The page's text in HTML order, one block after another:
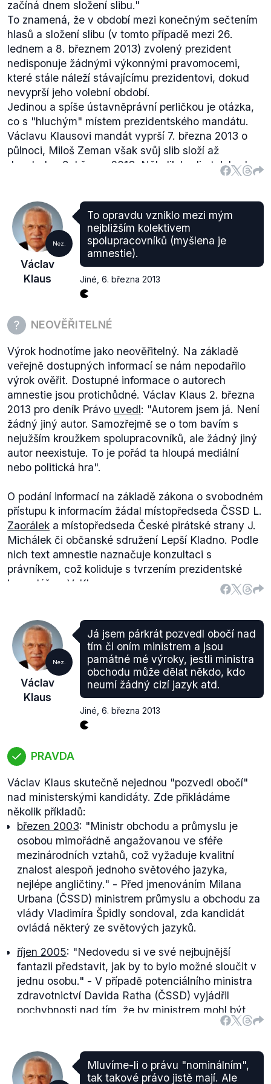
začíná dnem složení slibu."
To znamená, že v období mezi konečným sečtením
hlasů a složení slibu (v tomto případě mezi 26.
lednem a 8. březnem 2013) zvolený prezident
nedisponuje žádnými výkonnými pravomocemi,
které stále náleží stávajícímu prezidentovi, dokud
nevyprší jeho volební období.
Jedinou a spíše ústavněprávní perličkou je otázka,
co s "hluchým" místem prezidentského mandátu.
Václavu Klausovi mandát vyprší 7. března 2013 o
půlnoci, Miloš Zeman však svůj slib složí až
dopoledne 8. března 2013. Několik hodin tak bude
Česká republika bez hlavy státu, což by se však
ve státě.
Ústava ČR pamatuje i na situaci, kdy by republika
byla bez hlavy státu celé měsíce, ba i roky (viz Čl.
66).
Nez.
Václav
Klaus
To opravdu vzniklo mezi mým
nejbližším kolektivem
spolupracovníků (myšlena je
amnestie).
Jiné 6. března 2013
NEOVĚŘITELNÉ
Výrok hodnotíme jako neověřitelný. Na základě
veřejně dostupných informací se nám nepodařilo
výrok ověřit. Dostupné informace o autorech
amnestie jsou protichůdné. Václav Klaus 2. března
2013 pro deník Právo uvedl: "Autorem jsem já. Není
žádný jiný autor. Samozřejmě se o tom bavím s
nejužším kroužkem spolupracovníků, ale žádný jiný
autor neexistuje. To je pořád ta hloupá mediální
nebo politická hra".
O podání informací na základě zákona o svobodném
přístupu k informacím žádal místopředseda ČSSD L.
Zaorálek a místopředseda České pirátské strany J.
Michálek či občanské sdružení Lepší Kladno. Podle
nich text amnestie naznačuje konzultaci s
právníkem, což koliduje s tvrzením prezidentské
kanceláře a V. Klause.
Pro neuspokojivou odpověď prezidentské kanceláře
správnoužalobu
(pdf.) na V. Klause. Podle
dostupných informací žalobuzvažujei občanské
sdruženíLepší Kladno a L. Zaorálek.
Nez.
Václav
Klaus
Já jsem párkrát pozvedl obočí nad
tím či oním ministrem a jsou
památné mé výroky, jestli ministra
obchodu může dělat někdo, kdo
neumí žádný cizí jazyk atd.
Jiné 6. března 2013
PRAVDA
Václav Klaus skutečně nejednou "pozvedl obočí"
nad ministerskými kandidáty. Zde přikládáme
několik příkladů:
březen 2003: "Ministr obchodu a průmyslu je
osobou mimořádně angažovanou ve sféře
mezinárodních vztahů, což vyžaduje kvalitní
znalost alespoň jednoho světového jazyka,
nejlépe angličtiny." - Před jmenováním Milana
Urbana (ČSSD) ministrem průmyslu a obchodu za
vlády Vladimíra Špidly sondoval, zda kandidát
ovládá některý ze světových jazyků.
říjen 2005: "Nedovedu si ve své nejbujnější
fantazii představit, jak by to bylo možné sloučit v
jednu osobu." - V případě potenciálního ministra
zdravotnictví Davida Ratha (ČSSD) vyjádřil
pochybnosti nad tím, že by ministrem mohl být
prosinec 2006:"Schwarzenberg je spojen s ČR
pouze menší částí svého života i majetku a s
normálním životem lidí přišel do styku pouze
Mluvíme-li o právu "nominálním",
tak takové právo jistě mají. Ale